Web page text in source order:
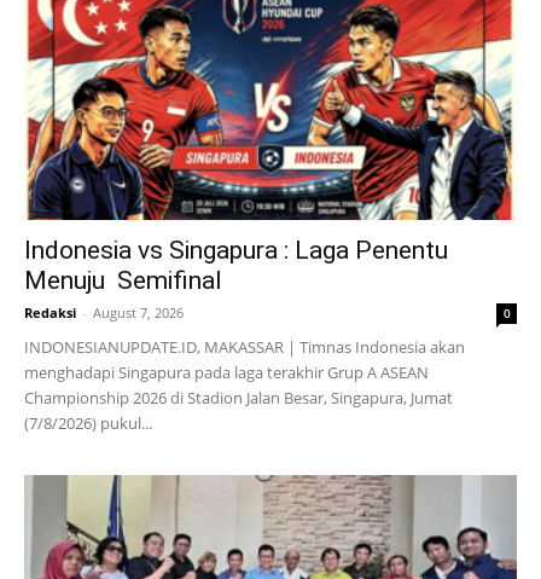
Indonesia vs Singapura : Laga Penentu
Menuju Semifinal
Redaksi - August 7, 2026 0
INDONESIANUPDATE.ID, MAKASSAR | Timnas Indonesia akan
menghadapi Singapura pada laga terakhir Grup A ASEAN
Championship 2026 di Stadion Jalan Besar, Singapura, Jumat
(7/8/2026) pukul...